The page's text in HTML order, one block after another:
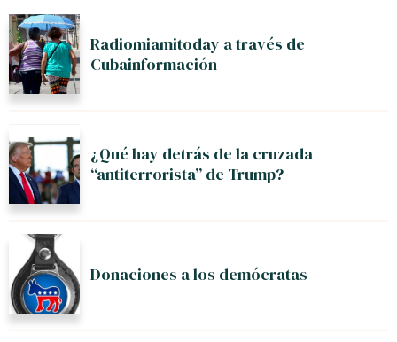
Radiomiamitoday a través de
Cubainformación
¿Qué hay detrás de la cruzada
“antiterrorista” de Trump?
Donaciones a los demócratas